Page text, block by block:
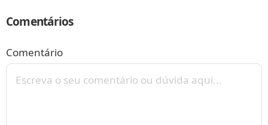
Comentários
Comentário